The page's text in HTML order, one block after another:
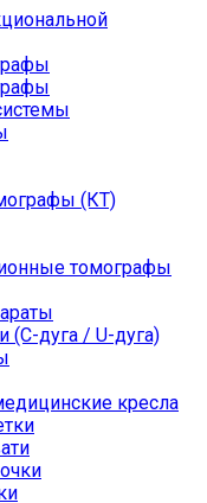
(КТ)
томографы
(С-дуга / U-дуга)
кресла